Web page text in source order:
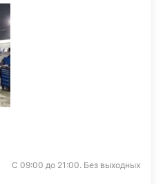
С 09:00 до 21:00. Без выходных